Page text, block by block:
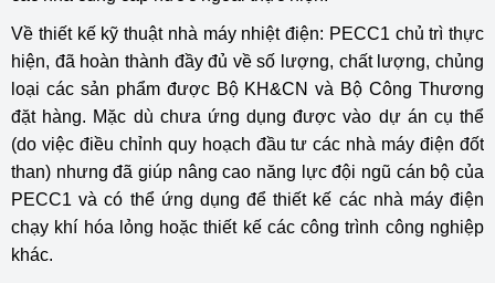
Về thiết kế kỹ thuật nhà máy nhiệt điện: PECC1 chủ trì thực
hiện, đã hoàn thành đầy đủ về số lượng, chất lượng, chủng
loại các sản phẩm được Bộ KH&CN và Bộ Công Thương
đặt hàng. Mặc dù chưa ứng dụng được vào dự án cụ thể
(do việc điều chỉnh quy hoạch đầu tư các nhà máy điện đốt
than) nhưng đã giúp nâng cao năng lực đội ngũ cán bộ của
PECC1 và có thể ứng dụng để thiết kế các nhà máy điện
chạy khí hóa lỏng hoặc thiết kế các công trình công nghiệp
khác.